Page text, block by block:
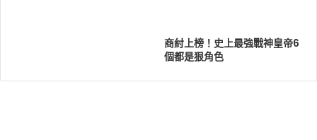
商紂上榜！史上最強戰神皇帝6
個都是狠角色